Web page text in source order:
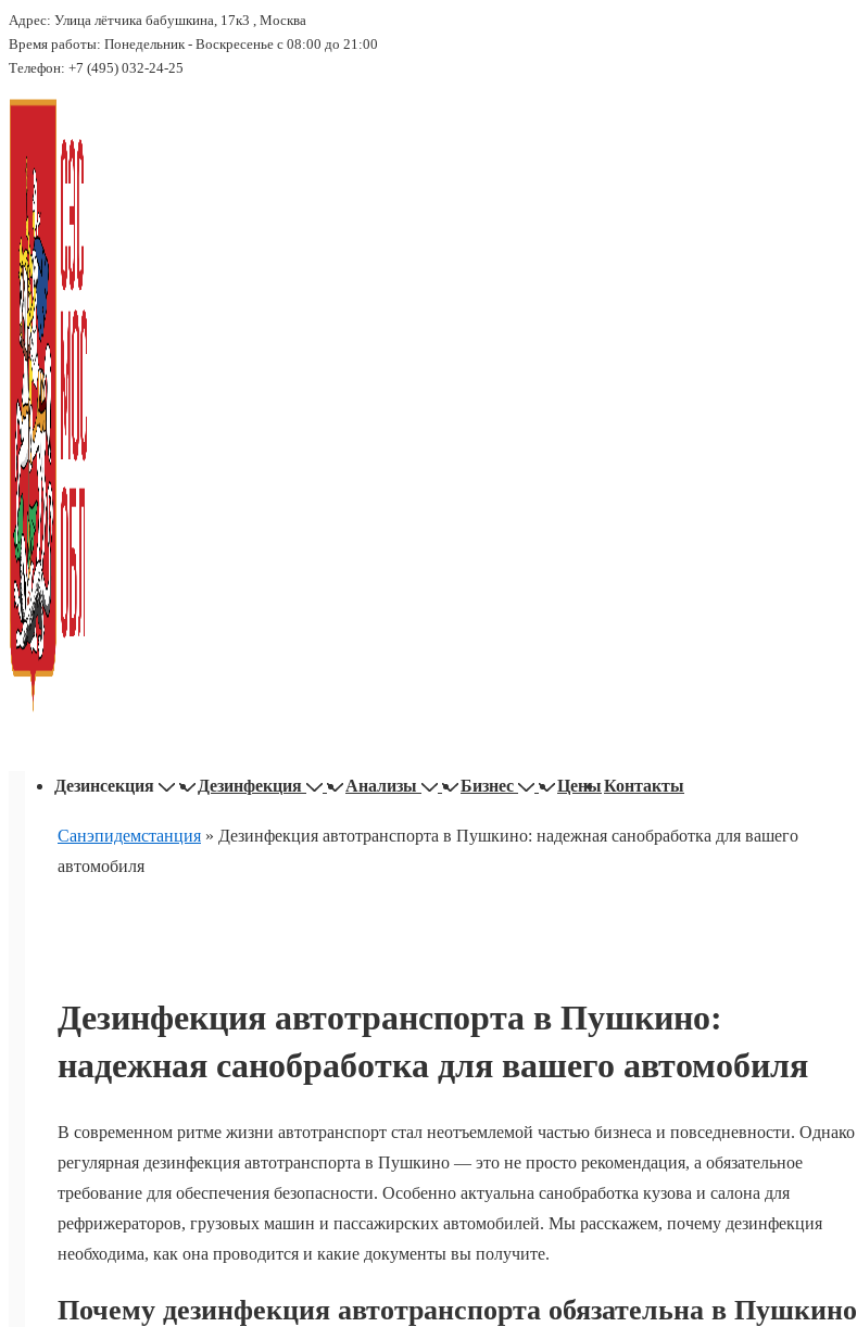
↓
Перейти
содержимому
Адрес: Улица лётчика бабушкина, 17к3 , Москва
Время работы: Понедельник - Воскресенье с 08:00 до 21:00
Телефон: +7 (495) 032-24-25
ОсновнаяДезинсекция Дезинфекция Анализы Бизнес ЦеныКонтакты
Санэпидемстанция » Дезинфекция автотранспорта в Пушкино: надежная санобработка для вашего
автомобиля
Дезинфекция автотранспорта в Пушкино:
надежная санобработка для вашего автомобиля
В современном ритме жизни автотранспорт стал неотъемлемой частью бизнеса и повседневности. Однако
регулярная дезинфекция автотранспорта в Пушкино — это не просто рекомендация, а обязательное
требование для обеспечения безопасности. Особенно актуальна санобработка кузова и салона для
рефрижераторов, грузовых машин и пассажирских автомобилей. Мы расскажем, почему дезинфекция
необходима, как она проводится и какие документы вы получите.
Почему дезинфекция автотранспорта обязательна в Пушкино